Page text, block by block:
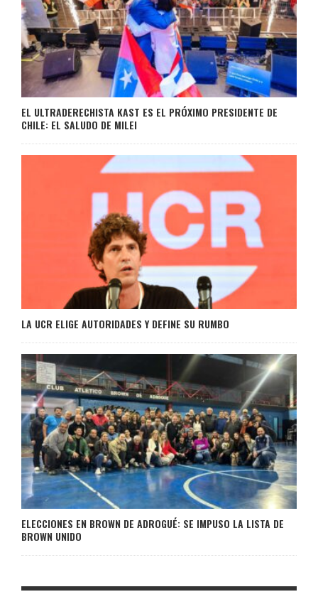
EL ULTRADERECHISTA KAST ES EL PRÓXIMO PRESIDENTE DE
CHILE: EL SALUDO DE MILEI
LA UCR ELIGE AUTORIDADES Y DEFINE SU RUMBO
ELECCIONES EN BROWN DE ADROGUÉ: SE IMPUSO LA LISTA DE
BROWN UNIDO